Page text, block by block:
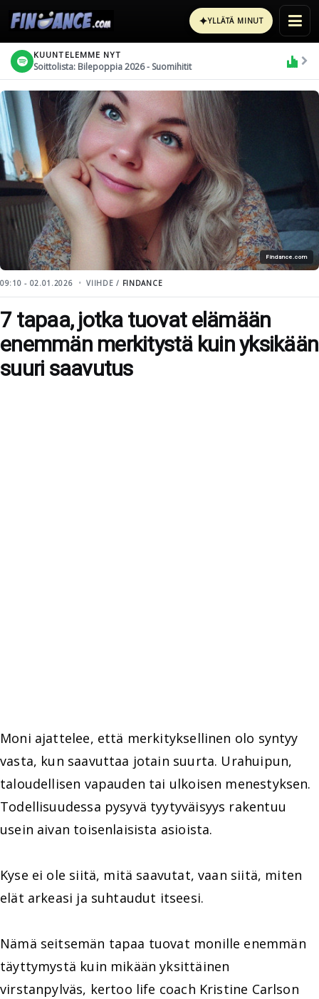
✦YLLÄTÄ MINUT
KUUNTELEMME NYT
Soittolista: Bilepoppia 2026 - Suomihitit
Findance.com
09:10 - 02.01.2026 VIIHDE / FINDANCE
7 tapaa, jotka tuovat elämään
enemmän merkitystä kuin yksikään
suuri saavutus
Moni ajattelee, että merkityksellinen olo syntyy
vasta, kun saavuttaa jotain suurta. Urahuipun,
taloudellisen vapauden tai ulkoisen menestyksen.
Todellisuudessa pysyvä tyytyväisyys rakentuu
usein aivan toisenlaisista asioista.
Kyse ei ole siitä, mitä saavutat, vaan siitä, miten
elät arkeasi ja suhtaudut itseesi.
Nämä seitsemän tapaa tuovat monille enemmän
täyttymystä kuin mikään yksittäinen
virstanpylväs, kertoo life coach Kristine Carlson